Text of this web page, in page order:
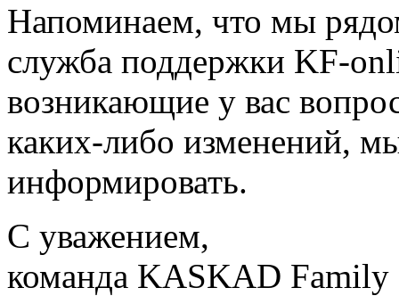
Напоминаем, что мы
служба поддержки KF-
возникающие у вас
каких-либо изменений,
информировать.
С уважением,
команда KASKAD Family